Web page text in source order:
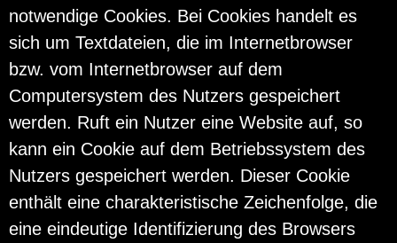
notwendige Cookies. Bei Cookies handelt es
sich um Textdateien, die im Internetbrowser
bzw. vom Internetbrowser auf dem
Computersystem des Nutzers gespeichert
werden. Ruft ein Nutzer eine Website auf, so
kann ein Cookie auf dem Betriebssystem des
Nutzers gespeichert werden. Dieser Cookie
enthält eine charakteristische Zeichenfolge, die
eine eindeutige Identifizierung des Browsers